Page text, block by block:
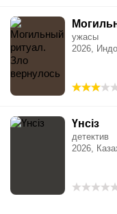
ужасы
2026,
Үнсіз
детектив
2026,